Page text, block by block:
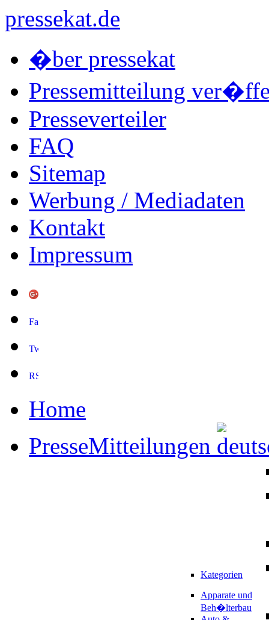
pressekat.de
�ber pressekat
Pressemitteilung
Presseverteiler
FAQ
Sitemap
Werbung / Mediadaten
Kontakt
Impressum
Home
PresseMitteilungen
Kategorien
Apparate und
Beh�lterbau